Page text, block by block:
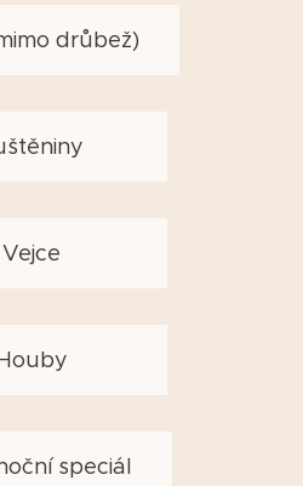
drůbež)
Vejce
speciál